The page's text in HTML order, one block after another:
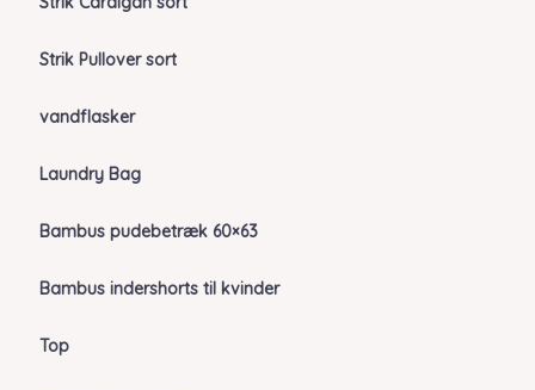
Strik Pullover sort
vandflasker
Laundry Bag
Bambus pudebetræk 60×63
Bambus indershorts til kvinder
Top